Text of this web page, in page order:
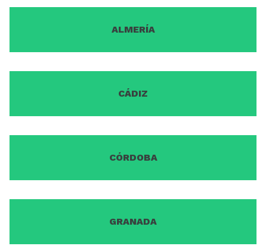
ALMERÍA
CÁDIZ
CÓRDOBA
GRANADA